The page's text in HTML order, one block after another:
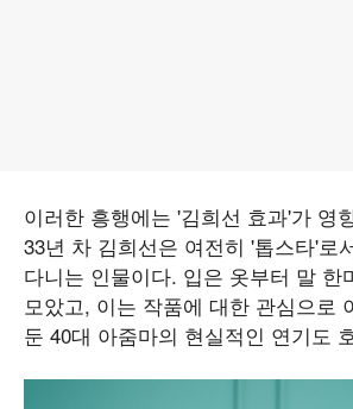
이러한 흥행에는 '김희선 효과'가 영
33년 차 김희선은 여전히 '톱스타'로
다니는 인물이다. 입은 옷부터 말 한
모았고, 이는 작품에 대한 관심으로
둔 40대 아줌마의 현실적인 연기도